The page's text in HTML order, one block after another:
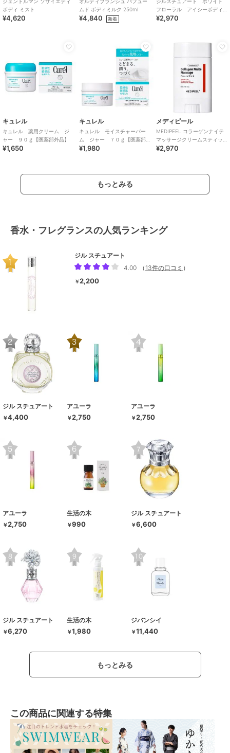
ボディ ミスト
¥4,620
ムド ボディミルク 250ml
¥4,840 新着
フローラル アイシーボディ
ミスト＜限定＞
¥2,970
キュレル
キュレル 薬用クリーム ジ
ャー ９０ｇ【医薬部外品】
¥1,650
キュレル
キュレル モイスチャーバー
ム ジャー ７０ｇ【医薬部
外品】
¥1,980
メディピール
MEDIPEEL コラーゲンナイテ
マッサージクリームスティッ
ク(韓国コスメ)
¥2,970
もっとみる
香水・フレグランスの人気ランキング
ジル スチュアート
4.00
（ 13件の口コミ ）
￥2,200
ジル スチュアート
￥4,400
アユーラ
￥2,750
アユーラ
￥2,750
アユーラ
￥2,750
生活の木
￥990
ジル スチュアート
￥6,600
ジル スチュアート
￥6,270
生活の木
￥1,980
ジバンシイ
￥11,440
もっとみる
この商品に関連する特集